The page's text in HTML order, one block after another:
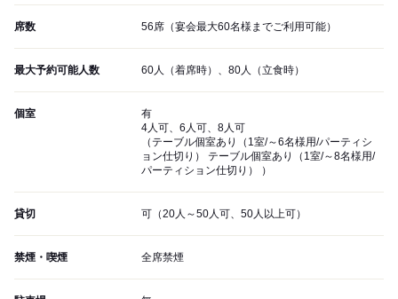
席数 56席（宴会最大60名様までご利用可能）
最大予約可能人数 60人（着席時）、80人（立食時）
個室
有
4人可、6人可、8人可
（テーブル個室あり（1室/～6名様用/パーティシ
ョン仕切り） テーブル個室あり（1室/～8名様用/
パーティション仕切り） ）
貸切 可（20人～50人可、50人以上可）
禁煙・喫煙 全席禁煙